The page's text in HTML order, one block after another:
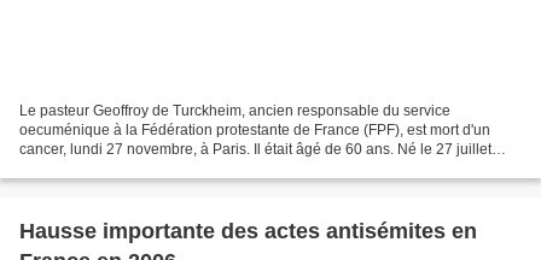
Le pasteur Geoffroy de Turckheim, ancien responsable du service
oecuménique à la Fédération protestante de France (FPF), est mort d'un
cancer, lundi 27 novembre, à Paris. Il était âgé de 60 ans. Né le 27 juillet
Hausse importante des actes antisémites en